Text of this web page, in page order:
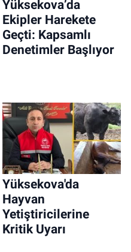
Yüksekova’da
Ekipler Harekete
Geçti: Kapsamlı
Denetimler Başlıyor
Yüksekova'da
Hayvan
Yetiştiricilerine
Kritik Uyarı